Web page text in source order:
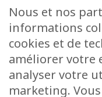
Plan du site
Kulturmillen
Musée des énergies
Millegalerie
Évènements
Nous et nos
informations
cookies et de
améliorer votre
analyser votre
marketing.